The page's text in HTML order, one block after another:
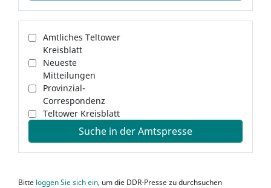
Amtliches Teltower
Kreisblatt
Neueste
Mitteilungen
Provinzial-
Correspondenz
Teltower Kreisblatt
Suche in der Amtspresse
Bitte loggen Sie sich ein, um die DDR-Presse zu durchsuchen